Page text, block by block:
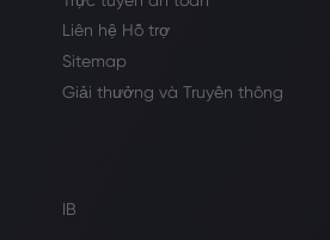
Liên hệ Hỗ trợ
Sitemap
Giải thưởng và Truyền thông
IB